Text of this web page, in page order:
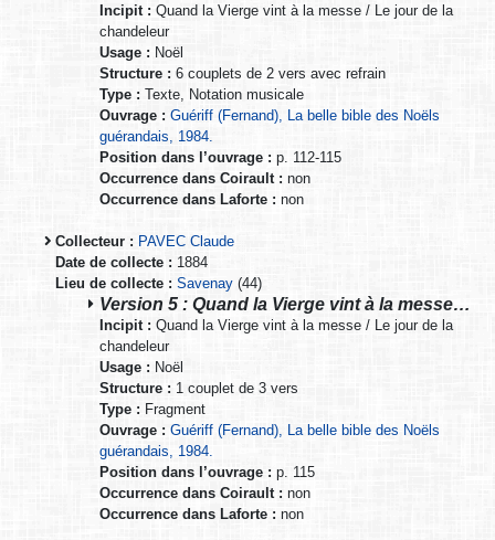
Incipit : Quand la Vierge vint à la messe / Le jour de la
chandeleur
Usage : Noël
Structure : 6 couplets de 2 vers avec refrain
Type : Texte, Notation musicale
Ouvrage : Guériff (Fernand), La belle bible des Noëls
guérandais, 1984.
Position dans l’ouvrage : p. 112-115
Occurrence dans Coirault : non
Occurrence dans Laforte : non
Collecteur : PAVEC Claude
Date de collecte : 1884
Lieu de collecte : Savenay (44)
Version 5 : Quand la Vierge vint à la messe…
Incipit : Quand la Vierge vint à la messe / Le jour de la
chandeleur
Usage : Noël
Structure : 1 couplet de 3 vers
Type : Fragment
Ouvrage : Guériff (Fernand), La belle bible des Noëls
guérandais, 1984.
Position dans l’ouvrage : p. 115
Occurrence dans Coirault : non
Occurrence dans Laforte : non